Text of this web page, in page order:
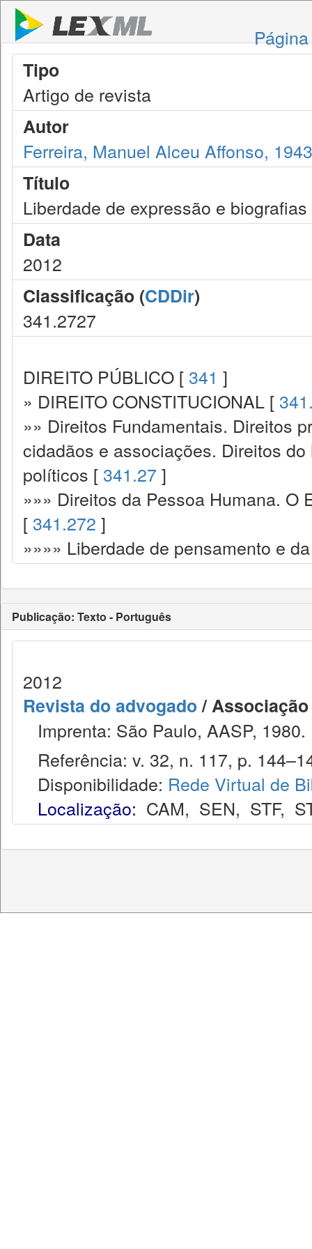
Tipo
Artigo de revista
Autor
Ferreira, Manuel Alceu Affonso, 1943
Título
Liberdade de expressão e biografias
Data
2012
Classificação (CDDir)
341.2727
DIREITO PÚBLICO [ 341 ]
» DIREITO CONSTITUCIONAL [
»» Direitos Fundamentais. Direitos
cidadãos e associações. Direitos
políticos [ 341.27 ]
»»» Direitos da Pessoa Humana.
[ 341.272 ]
»»»» Liberdade de pensamento e
Publicação: Texto - Português
2012
Revista do advogado/
Imprenta: São Paulo, AASP, 1980.
Referência: v. 32, n. 117, p.
Disponibilidade: Rede Virtual de
Localização: CAM, SEN, STF,